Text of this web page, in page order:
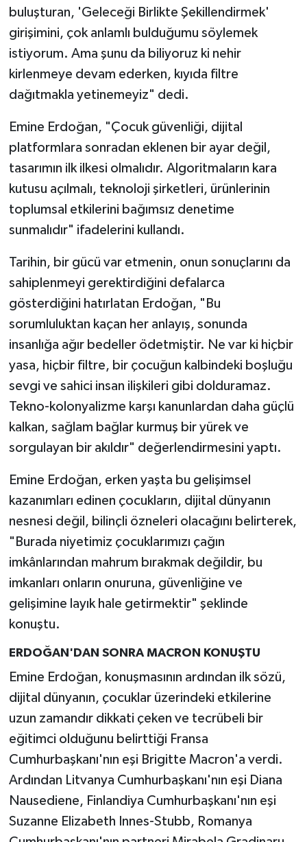
buluşturan, 'Geleceği Birlikte Şekillendirmek'
girişimini, çok anlamlı bulduğumu söylemek
istiyorum. Ama şunu da biliyoruz ki nehir
kirlenmeye devam ederken, kıyıda filtre
dağıtmakla yetinemeyiz" dedi.
Emine Erdoğan, "Çocuk güvenliği, dijital
platformlara sonradan eklenen bir ayar değil,
tasarımın ilk ilkesi olmalıdır. Algoritmaların kara
kutusu açılmalı, teknoloji şirketleri, ürünlerinin
toplumsal etkilerini bağımsız denetime
sunmalıdır" ifadelerini kullandı.
Tarihin, bir gücü var etmenin, onun sonuçlarını da
sahiplenmeyi gerektirdiğini defalarca
gösterdiğini hatırlatan Erdoğan, "Bu
sorumluluktan kaçan her anlayış, sonunda
insanlığa ağır bedeller ödetmiştir. Ne var ki hiçbir
yasa, hiçbir filtre, bir çocuğun kalbindeki boşluğu
sevgi ve sahici insan ilişkileri gibi dolduramaz.
Tekno-kolonyalizme karşı kanunlardan daha güçlü
kalkan, sağlam bağlar kurmuş bir yürek ve
sorgulayan bir akıldır" değerlendirmesini yaptı.
Emine Erdoğan, erken yaşta bu gelişimsel
kazanımları edinen çocukların, dijital dünyanın
nesnesi değil, bilinçli özneleri olacağını belirterek,
"Burada niyetimiz çocuklarımızı çağın
imkânlarından mahrum bırakmak değildir, bu
imkanları onların onuruna, güvenliğine ve
gelişimine layık hale getirmektir" şeklinde
konuştu.
ERDOĞAN'DAN SONRA MACRON KONUŞTU
Emine Erdoğan, konuşmasının ardından ilk sözü,
dijital dünyanın, çocuklar üzerindeki etkilerine
uzun zamandır dikkati çeken ve tecrübeli bir
eğitimci olduğunu belirttiği Fransa
Cumhurbaşkanı'nın eşi Brigitte Macron'a verdi.
Ardından Litvanya Cumhurbaşkanı'nın eşi Diana
Nausediene, Finlandiya Cumhurbaşkanı'nın eşi
Suzanne Elizabeth Innes-Stubb, Romanya